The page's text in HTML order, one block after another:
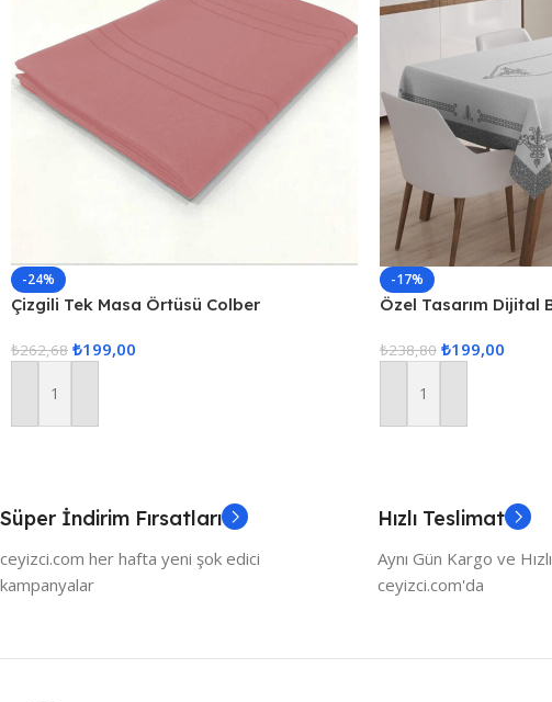
-24%
Çizgili Tek Masa Örtüsü Colber
₺262,68 ₺199,00
Sepete Ekle
-17%
Özel Tasarım Dijital
₺238,80 ₺199,00
Sepete Ekle
Süper İndirim Fırsatları
ceyizci.com her hafta yeni şok edici
kampanyalar
Hızlı Teslimat
Aynı Gün Kargo ve
ceyizci.com'da